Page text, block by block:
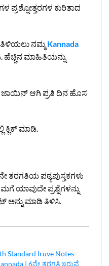
ಪ್ರಶ್ನೋತ್ತರಗಳ ಕುರಿತಾದ
ತಿಳಿಯಲು ನಮ್ಮ Kannada
ಮಾಹಿತಿಯನ್ನು
ಜಾಯಿನ್ ಆಗಿ ಪ್ರತಿ ದಿನ ಹೊಸ
ಕ್ಲಿಕ್ ಮಾಡಿ.
ತರಗತಿಯ ಪಠ್ಯಪುಸ್ತಕಗಳು
ಯಾವುದೇ ಪ್ರಶ್ನೆಗಳನ್ನು
ಅನ್ನು ಮಾಡಿ ತಿಳಿಸಿ.
Standard Iruve Notes
| 6ನೇ ತರಗತಿ ಇರುವೆ